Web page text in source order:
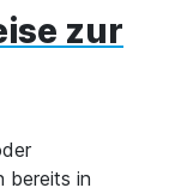
zur
bereits in